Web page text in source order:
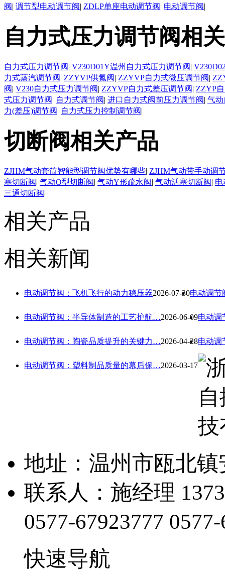
阀| 调节型电动调节阀| ZDLP单座电动调节阀| 电动调节阀|
自力式压力调节阀相
自力式压力调节阀| V230D01Y温州自力式压力调节阀|
力式蒸汽调节阀| ZZYVP供氮阀| ZZYVP自力式微压调节阀|
阀| V230自力式压力调节阀| ZZYVP自力式差压调节阀| ZZYP
式压力调节阀| 自力式调节阀| 进口自力式阀前压力调节阀| 气
力(差压)调节阀| 自力式压力控制调节阀|
切断阀相关产品
ZJHM气动套筒智能型调节阀优势有哪些| ZJHM气动带手动调
塞切断阀| 气动O型切断阀| 气动Y形疏水阀| 气动活塞切断阀| 电
三通切断阀|
相关产品
相关新闻
2026-07-30
电动调节阀：飞机飞行的动力稳压器 电动调
2026-06-09
电动调节阀：半导体制造的工艺护航… 电动调
2026-04-28
电动调节阀：陶瓷品质提升的关键力… 电动调
2026-03-17
电动调节阀：塑料制品质量的幕后保…
地址：温州市瓯北
联系人：施经理
0577-67923777
快速导航